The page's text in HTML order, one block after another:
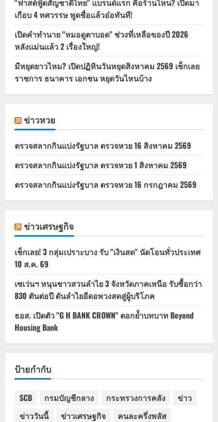
เกือบ 4 ทศวรรษ พูดชื่อแล้วอ๋อทันที!
เปิดคำทำนาย "หมอดูตาบอด" ช่วงที่เหลือของปี 2026
หลังแม่นแล้ว 2 เรื่องใหญ่!
มีหยุดยาวไหม? เปิดปฏิทินวันหยุดสิงหาคม 2569 เช็กเลย
ราชการ ธนาคาร เอกชน หยุดวันไหนบ้าง
ข่าวหวย
ตรวจสลากกินแบ่งรัฐบาล ตรวจหวย 16 สิงหาคม 2569
ตรวจสลากกินแบ่งรัฐบาล ตรวจหวย 1 สิงหาคม 2569
ตรวจสลากกินแบ่งรัฐบาล ตรวจหวย 16 กรกฎาคม 2569
ข่าวเศรษฐกิจ
เช็กเลย! 3 กลุ่มเปราะบาง รับ "เงินสด" นัดโอนทั่วประเทศ
10 ส.ค. 69
เซเว่นฯ หนุนชาวสวนลำไย 3 จังหวัดภาคเหนือ รับซื้อกว่า
830 ตันต่อปี ดันลำไยอีดอพวงสดสู่ผู้บริโภค
ธอส. เปิดตัว "G H BANK CROWN" ตอกย้ำบทบาท Beyond
Housing Bank
ป้ายกำกับ
SCB กรมบัญชีกลาง กระทรวงการคลัง
ข่าว
ข่าววันนี้
ข่าวเศรษฐกิจ
คนละครึ่งพลัส